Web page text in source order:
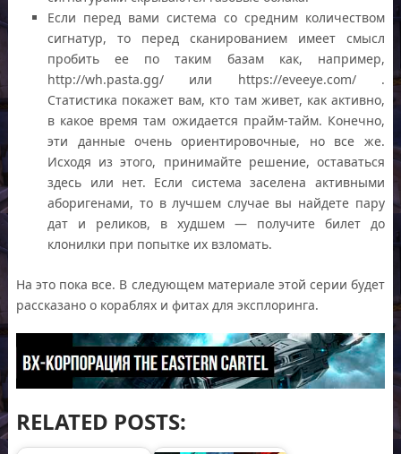
Если перед вами система со средним количеством
сигнатур, то перед сканированием имеет смысл
пробить ее по таким базам как, например,
http://wh.pasta.gg/ или https://eveeye.com/ .
Статистика покажет вам, кто там живет, как активно,
в какое время там ожидается прайм-тайм. Конечно,
эти данные очень ориентировочные, но все же.
Исходя из этого, принимайте решение, оставаться
здесь или нет. Если система заселена активными
аборигенами, то в лучшем случае вы найдете пару
дат и реликов, в худшем — получите билет до
клонилки при попытке их взломать.
На это пока все. В следующем материале этой серии будет
рассказано о кораблях и фитах для эксплоринга.
RELATED POSTS: